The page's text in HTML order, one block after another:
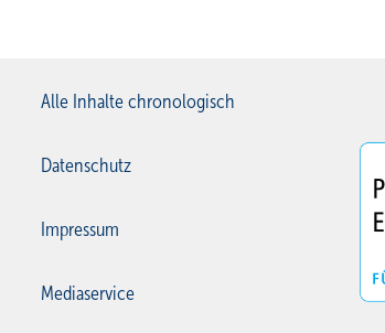
Alle Inhalte chronologisch
Datenschutz
Impressum
Mediaservice